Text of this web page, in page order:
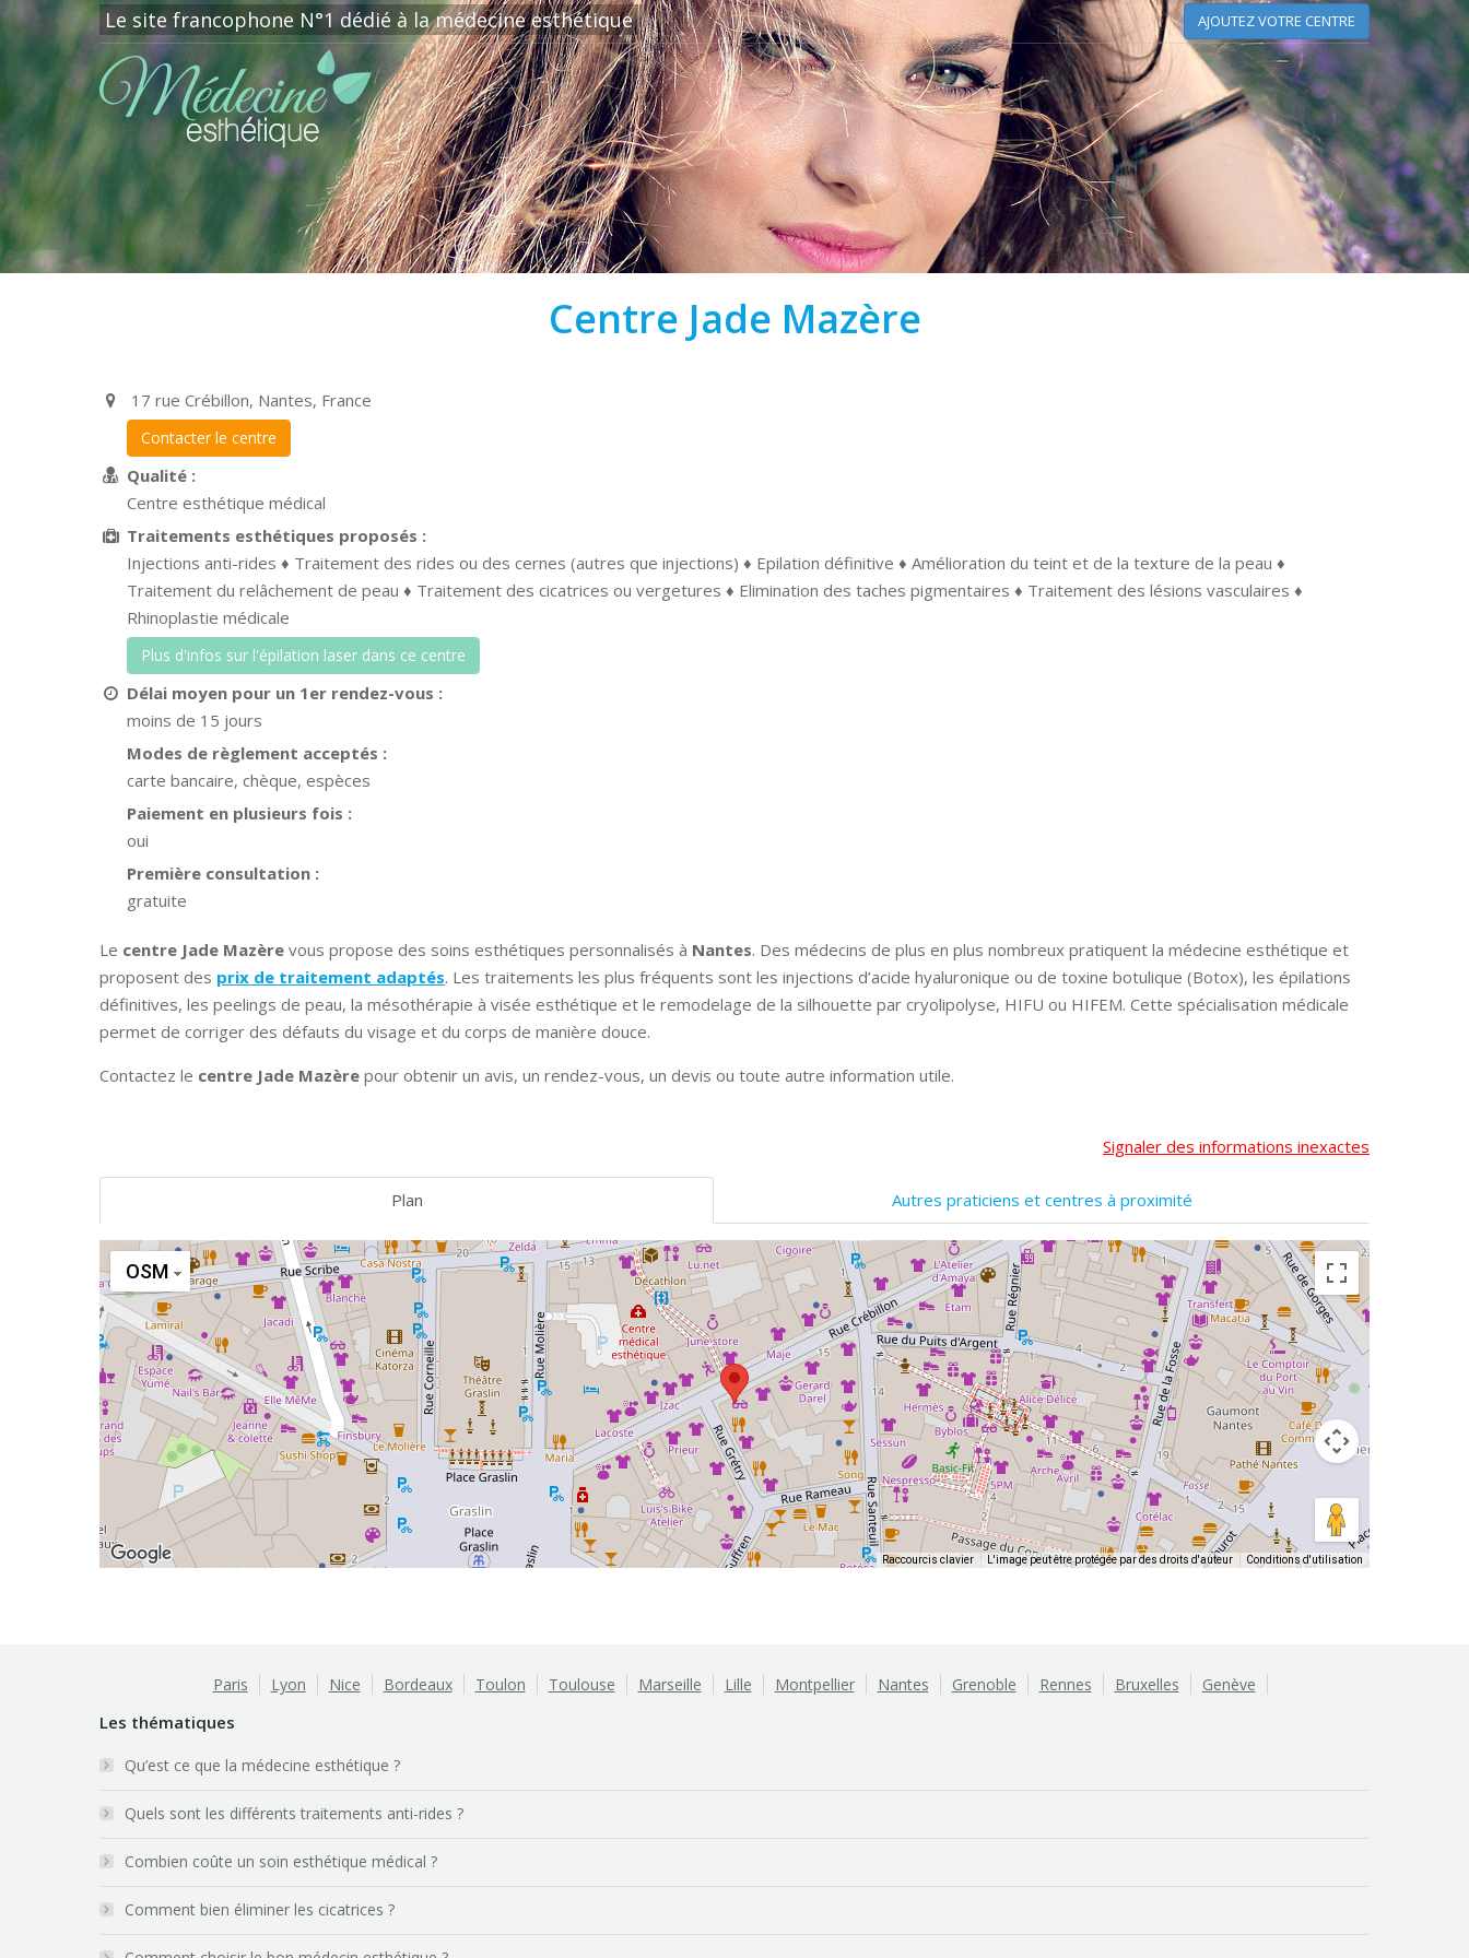
Le site francophone N°1 dédié à la médecine esthétique AJOUTEZ VOTRE CENTRE
Centre Jade Mazère
17 rue Crébillon, Nantes, France
Contacter le centre
Qualité :
Centre esthétique médical
Traitements esthétiques proposés :
Injections anti-rides ♦ Traitement des rides ou des cernes (autres que injections) ♦ Epilation définitive ♦ Amélioration du teint et de la texture de la peau ♦
Traitement du relâchement de peau ♦ Traitement des cicatrices ou vergetures ♦ Elimination des taches pigmentaires ♦ Traitement des lésions vasculaires ♦
Rhinoplastie médicale
Plus d'infos sur l'épilation laser dans ce centre
Délai moyen pour un 1er rendez-vous :
moins de 15 jours
Modes de règlement acceptés :
carte bancaire, chèque, espèces
Paiement en plusieurs fois :
oui
Première consultation :
gratuite
Le centre Jade Mazère vous propose des soins esthétiques personnalisés à Nantes. Des médecins de plus en plus nombreux pratiquent la médecine esthétique et
proposent des prix de traitement adaptés. Les traitements les plus fréquents sont les injections d’acide hyaluronique ou de toxine botulique (Botox), les épilations
définitives, les peelings de peau, la mésothérapie à visée esthétique et le remodelage de la silhouette par cryolipolyse, HIFU ou HIFEM. Cette spécialisation médicale
permet de corriger des défauts du visage et du corps de manière douce.
Contactez le centre Jade Mazère pour obtenir un avis, un rendez-vous, un devis ou toute autre information utile.
Signaler des informations inexactes
Plan Autres praticiens et centres à proximité
OSM
Raccourcis clavier L'image peut être protégée par des droits d'auteur Conditions d'utilisation
Paris Lyon Nice Bordeaux Toulon Toulouse Marseille Lille Montpellier Nantes Grenoble Rennes Bruxelles Genève
Les thématiques
Qu’est ce que la médecine esthétique ?
Quels sont les différents traitements anti-rides ?
Combien coûte un soin esthétique médical ?
Comment bien éliminer les cicatrices ?